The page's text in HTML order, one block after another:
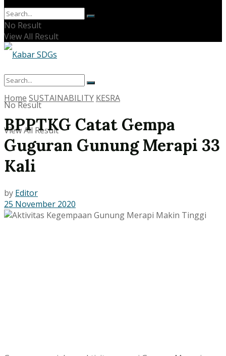
No Result
View All Result
No Result
View All Result
Home SUSTAINABILITY KESRA
BPPTKG Catat Gempa
Guguran Gunung Merapi 33
Kali
by Editor
25 November 2020